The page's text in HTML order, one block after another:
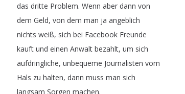
das dritte Problem. Wenn aber dann von
dem Geld, von dem man ja angeblich
nichts weiß, sich bei Facebook Freunde
kauft und einen Anwalt bezahlt, um sich
aufdringliche, unbequeme Journalisten vom
Hals zu halten, dann muss man sich
langsam Sorgen machen.